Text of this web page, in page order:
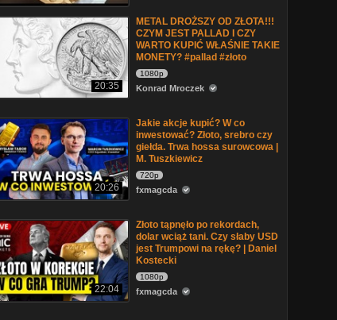
20:35
METAL DROŻSZY OD ZŁOTA!!!
CZYM JEST PALLAD I CZY
WARTO KUPIĆ WŁAŚNIE TAKIE
MONETY? #pallad #złoto
1080p
Konrad Mroczek
20:26
Jakie akcje kupić? W co
inwestować? Złoto, srebro czy
giełda. Trwa hossa surowcowa |
M. Tuszkiewicz
720p
fxmagcda
22:04
Złoto tąpnęło po rekordach,
dolar wciąż tani. Czy słaby USD
jest Trumpowi na rękę? | Daniel
Kostecki
1080p
fxmagcda